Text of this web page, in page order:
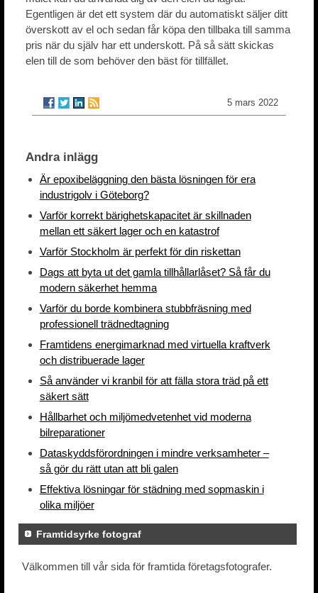
Egentligen är det ett system där du automatiskt säljer ditt
överskott av el och sedan får köpa den tillbaka till samma
pris när du själv har ett underskott. På så sätt skickas
elen till de som behöver den bäst för tillfället.
5 mars 2022
Andra inlägg
Är epoxibeläggning den bästa lösningen för era
industrigolv i Göteborg?
Varför korrekt bärighetskapacitet är skillnaden
mellan ett säkert lager och en katastrof
Varför Stockholm är perfekt för din riskettan
Dags att byta ut det gamla tillhållarlåset? Så får du
modern säkerhet hemma
Varför du borde kombinera stubbfräsning med
professionell trädnedtagning
Framtidens energimarknad med virtuella kraftverk
och distribuerade lager
Så använder vi kranbil för att fälla stora träd på ett
säkert sätt
Hållbarhet och miljömedvetenhet vid moderna
bilreparationer
Dataskyddsförordningen i mindre verksamheter –
så gör du rätt utan att bli galen
Effektiva lösningar för städning med sopmaskin i
olika miljöer
Framtidsyrke fotograf
Välkommen till vår sida för framtida företagsfotografer.